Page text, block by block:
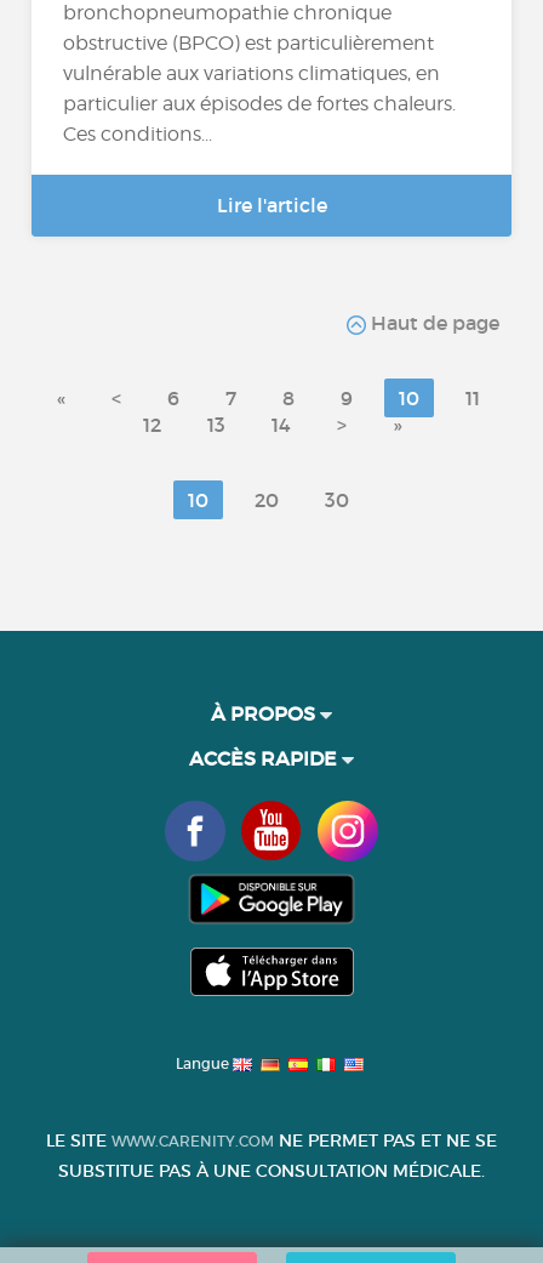
bronchopneumopathie chronique
obstructive (BPCO) est particulièrement
vulnérable aux variations climatiques, en
particulier aux épisodes de fortes chaleurs.
Ces conditions...
Lire l'article
Haut de page
« < 6 7 8 9 10
11
12
13 14 > »
10 20 30
À PROPOS
ACCÈS RAPIDE
Langue
LE SITE WWW.CARENITY.COM NE PERMET PAS ET NE SE
SUBSTITUE PAS À UNE CONSULTATION MÉDICALE.